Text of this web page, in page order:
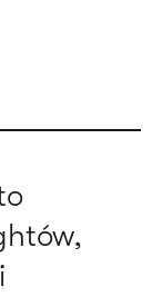
wyślij brief